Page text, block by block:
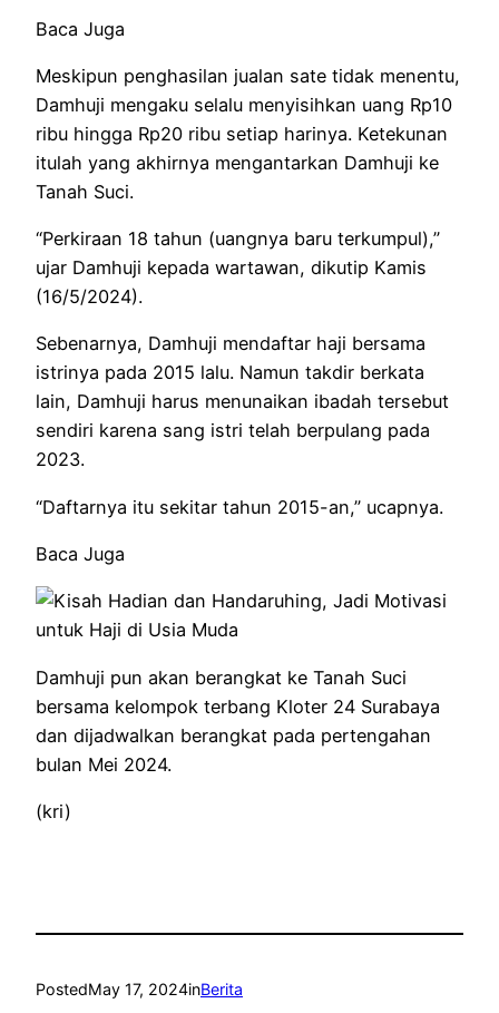
Baca Juga
Meskipun penghasilan jualan sate tidak menentu,
Damhuji mengaku selalu menyisihkan uang Rp10
ribu hingga Rp20 ribu setiap harinya. Ketekunan
itulah yang akhirnya mengantarkan Damhuji ke
Tanah Suci.
“Perkiraan 18 tahun (uangnya baru terkumpul),”
ujar Damhuji kepada wartawan, dikutip Kamis
(16/5/2024).
Sebenarnya, Damhuji mendaftar haji bersama
istrinya pada 2015 lalu. Namun takdir berkata
lain, Damhuji harus menunaikan ibadah tersebut
sendiri karena sang istri telah berpulang pada
2023.
“Daftarnya itu sekitar tahun 2015-an,” ucapnya.
Baca Juga
Damhuji pun akan berangkat ke Tanah Suci
bersama kelompok terbang Kloter 24 Surabaya
dan dijadwalkan berangkat pada pertengahan
bulan Mei 2024.
(kri)
PostedMay 17, 2024inBerita